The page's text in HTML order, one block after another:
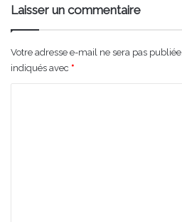
Laisser un commentaire
Votre adresse e-mail ne sera pas publiée.
indiqués avec *